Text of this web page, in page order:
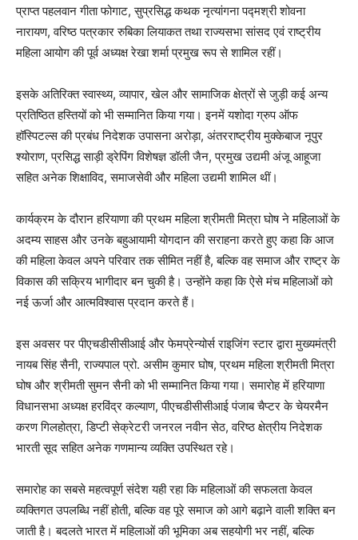
News Week
Magazine PRO
SUBSCRIBE NOW
Company
About
Contact us
Subscription Plans
My account
प्राप्त पहलवान गीता फोगाट, सुप्रसिद्ध कथक नृत्यांगना पद्मश्री शोवना
नारायण, वरिष्ठ पत्रकार रुबिका लियाकत तथा राज्यसभा सांसद एवं राष्ट्रीय
महिला आयोग की पूर्व अध्यक्ष रेखा शर्मा प्रमुख रूप से शामिल रहीं।
इसके अतिरिक्त स्वास्थ्य, व्यापार, खेल और सामाजिक क्षेत्रों से जुड़ी कई अन्य
प्रतिष्ठित हस्तियों को भी सम्मानित किया गया। इनमें यशोदा ग्रुप ऑफ
हॉस्पिटल्स की प्रबंध निदेशक उपासना अरोड़ा, अंतरराष्ट्रीय मुक्केबाज नूपुर
श्योराण, प्रसिद्ध साड़ी ड्रेपिंग विशेषज्ञ डॉली जैन, प्रमुख उद्यमी अंजू आहूजा
सहित अनेक शिक्षाविद, समाजसेवी और महिला उद्यमी शामिल थीं।
कार्यक्रम के दौरान हरियाणा की प्रथम महिला श्रीमती मित्रा घोष ने महिलाओं के
अदम्य साहस और उनके बहुआयामी योगदान की सराहना करते हुए कहा कि आज
की महिला केवल अपने परिवार तक सीमित नहीं है, बल्कि वह समाज और राष्ट्र के
विकास की सक्रिय भागीदार बन चुकी है। उन्होंने कहा कि ऐसे मंच महिलाओं को
नई ऊर्जा और आत्मविश्वास प्रदान करते हैं।
इस अवसर पर पीएचडीसीसीआई और फेमप्रेन्योर्स राइजिंग स्टार द्वारा मुख्यमंत्री
नायब सिंह सैनी, राज्यपाल प्रो. असीम कुमार घोष, प्रथम महिला श्रीमती मित्रा
घोष और श्रीमती सुमन सैनी को भी सम्मानित किया गया। समारोह में हरियाणा
विधानसभा अध्यक्ष हरविंद्र कल्याण, पीएचडीसीसीआई पंजाब चैप्टर के चेयरमैन
करण गिलहोत्रा, डिप्टी सेक्रेटरी जनरल नवीन सेठ, वरिष्ठ क्षेत्रीय निदेशक
भारती सूद सहित अनेक गणमान्य व्यक्ति उपस्थित रहे।
समारोह का सबसे महत्वपूर्ण संदेश यही रहा कि महिलाओं की सफलता केवल
व्यक्तिगत उपलब्धि नहीं होती, बल्कि वह पूरे समाज को आगे बढ़ाने वाली शक्ति बन
जाती है। बदलते भारत में महिलाओं की भूमिका अब सहयोगी भर नहीं, बल्कि